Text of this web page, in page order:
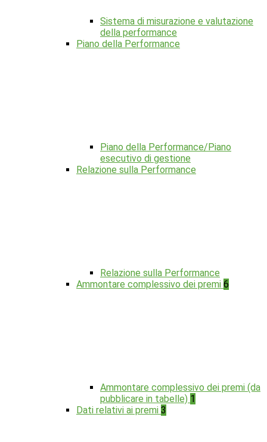
Sistema di misurazione e valutazione
della performance
Piano della Performance
Piano della Performance/Piano
esecutivo di gestione
Relazione sulla Performance
Relazione sulla Performance
Ammontare complessivo dei premi 6
Ammontare complessivo dei premi (da
pubblicare in tabelle) 1
Dati relativi ai premi 3